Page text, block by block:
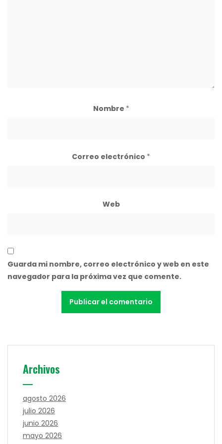
Nombre *
Correo electrónico *
Web
Guarda mi nombre, correo electrónico y web en este
navegador para la próxima vez que comente.
Archivos
agosto 2026
julio 2026
junio 2026
mayo 2026